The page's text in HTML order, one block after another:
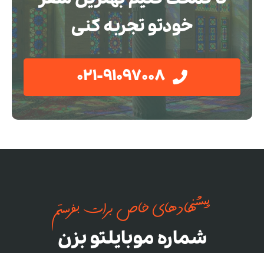
خودتو تجربه کنی
021-91097008
پیشنهادهای خاص برات بفرستم
شماره موبایلتو بزن